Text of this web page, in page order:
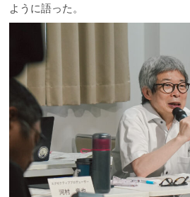
ように語った。